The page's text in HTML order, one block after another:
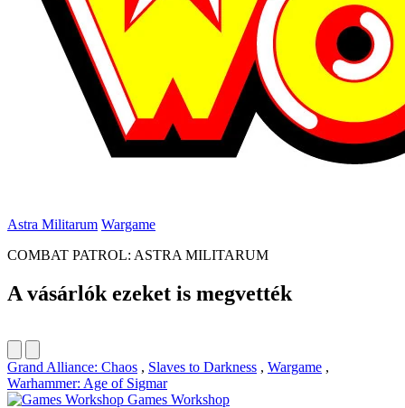
Astra Militarum Wargame
COMBAT PATROL: ASTRA MILITARUM
A vásárlók ezeket is megvették
Grand Alliance: Chaos , Slaves to Darkness , Wargame ,
Warhammer: Age of Sigmar
Games Workshop